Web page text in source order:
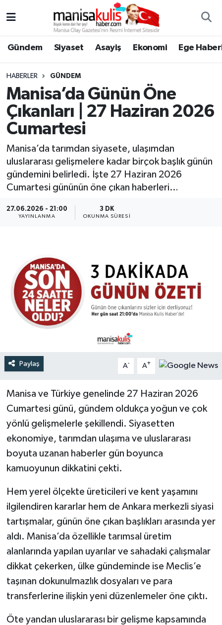
Gündem Siyaset Asayiş Ekonomi Ege
HABERLER GÜNDEM
Manisa’da Günün Öne
Çıkanları | 27 Haziran 2026
Cumartesi
Manisa’da tarımdan siyasete, ulaşımdan
uluslararası gelişmelere kadar birçok başlık günün
gündemini belirledi. İşte 27 Haziran 2026
Cumartesi gününün öne çıkan haberleri…
27.06.2026 - 21:00
YAYINLANMA
3 DK
OKUNMA SÜRESI
Paylaş A- A+
Manisa ve Türkiye genelinde 27 Haziran 2026
Cumartesi günü, gündem oldukça yoğun ve çok
yönlü gelişmelerle şekillendi. Siyasetten
ekonomiye, tarımdan ulaşıma ve uluslararası
boyuta uzanan haberler gün boyunca
kamuoyunun dikkatini çekti.
Hem yerel ölçekte üreticileri ve kent yaşamını
ilgilendiren kararlar hem de Ankara merkezli siyasi
tartışmalar, günün öne çıkan başlıkları arasında yer
aldı. Manisa’da özellikle tarımsal üretim
alanlarında yapılan uyarılar ve sahadaki çalışmalar
dikkat çekerken, ülke gündeminde ise Meclis’e
taşınan dokunulmazlık dosyaları ve para
transferlerine ilişkin yeni düzenlemeler öne çıktı.
Öte yandan uluslararası bir gelişme kapsamında
Ege Haberleri
Ekonomi
Genel
Resmi İlan
Siyaset
Spor
Yaşam
Yunusemre Hava Durumu
Yunusemre Trafik Yoğunluk Haritası
Süper Lig Puan Durumu ve Fikstür
Son Dakika Haberleri
Haber Arşivi